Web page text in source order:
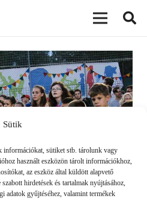
Sütik
információkat, sütiket stb. tárolunk vagy
használt eszközön tárolt információkhoz,
az eszköz által küldött alapvető
hirdetések és tartalmak nyújtásához,
adatok gyűjtéséhez, valamint termékek